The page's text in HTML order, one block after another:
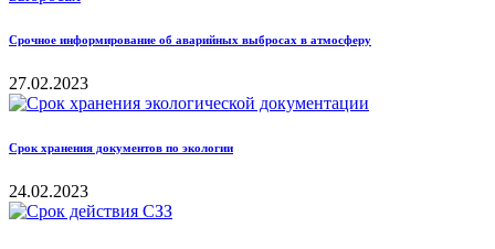
Срочное информирование об аварийных выбросах в атмосферу
27.02.2023
Срок хранения документов по экологии
24.02.2023